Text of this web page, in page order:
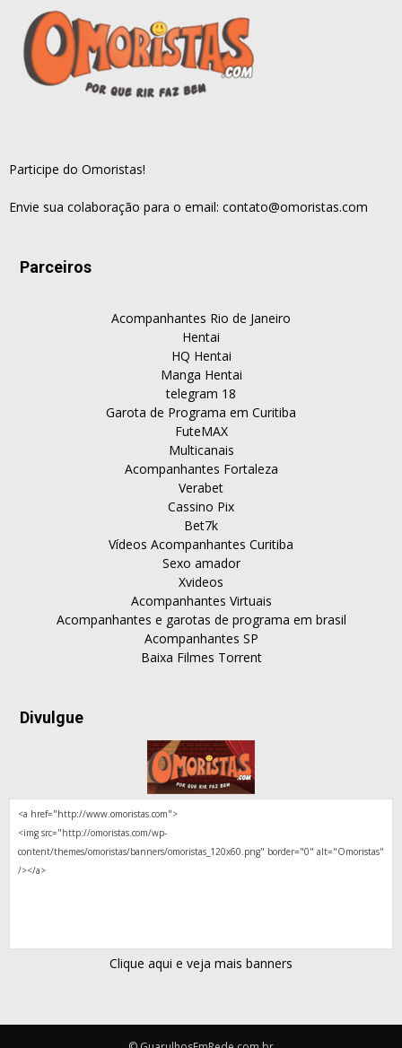
Participe do Omoristas!
Envie sua colaboração para o email: contato@omoristas.com
Parceiros
Acompanhantes Rio de Janeiro
Hentai
HQ Hentai
Manga Hentai
telegram 18
Garota de Programa em Curitiba
FuteMAX
Multicanais
Acompanhantes Fortaleza
Verabet
Cassino Pix
Bet7k
Vídeos Acompanhantes Curitiba
Sexo amador
Xvideos
Acompanhantes Virtuais
Acompanhantes e garotas de programa em brasil
Acompanhantes SP
Baixa Filmes Torrent
Divulgue
Clique aqui e veja mais banners